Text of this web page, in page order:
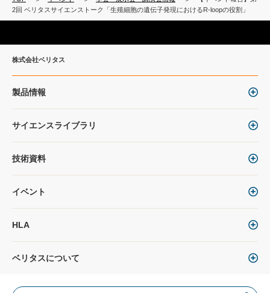
2回 ベリタスサイエンストーク「生殖細胞の遺伝子発現におけるR-loopの役割」
株式会社ベリタス
製品情報
サイエンスライブラリ
技術資料
イベント
HLA
ベリタスについて